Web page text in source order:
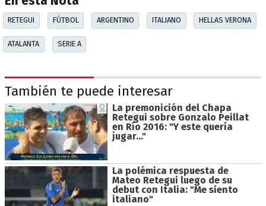
RETEGUI FÚTBOL ARGENTINO ITALIANO HELLAS VERONA
ATALANTA SERIE A
También te puede interesar
La premonición del Chapa
Retegui sobre Gonzalo Peillat
en Río 2016: "Y este quería
jugar..."
La polémica respuesta de
Mateo Retegui luego de su
debut con Italia: "Me siento
italiano"